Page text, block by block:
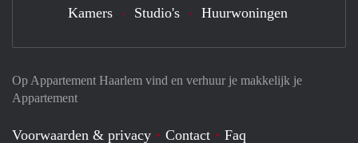
Op Appartement Haarlem vind en verhuur je makkelijk je
Appartement
Voorwaarden & privacy Contact
Faq
Kamers Studio's Huurwoningen